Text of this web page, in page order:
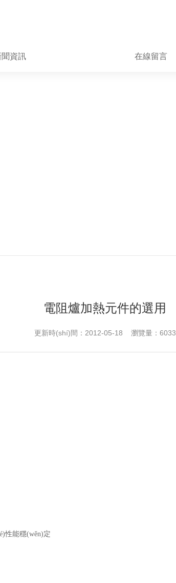
聞資訊 在線留言
電阻爐加熱元件的選用
更新時(shí)間：2012-05-18 瀏覽量：6033
性能穩(wěn)定